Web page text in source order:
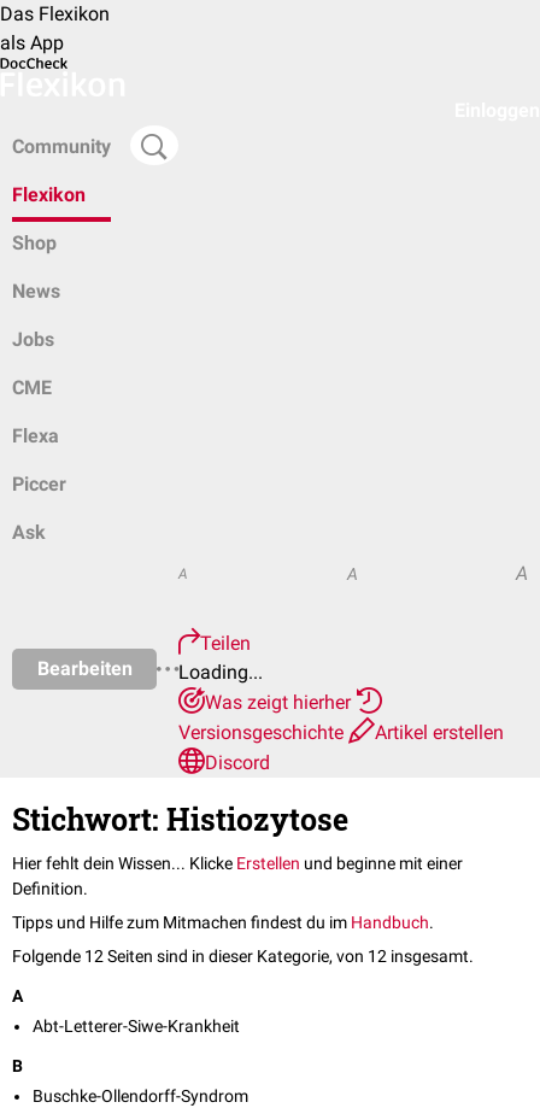
Das Flexikon
als App
Community
Flexikon
Shop
News
Jobs
CME
Flexa
Piccer
Ask
Bearbeiten
A A A
Teilen
Loading...
Was zeigt hierher
Versionsgeschichte
Artikel erstellen
Discord
Stichwort: Histiozytose
Hier fehlt dein Wissen... Klicke Erstellen und beginne mit einer
Definition.
Tipps und Hilfe zum Mitmachen findest du im Handbuch.
Folgende 12 Seiten sind in dieser Kategorie, von 12 insgesamt.
A
Abt-Letterer-Siwe-Krankheit
B
Buschke-Ollendorff-Syndrom